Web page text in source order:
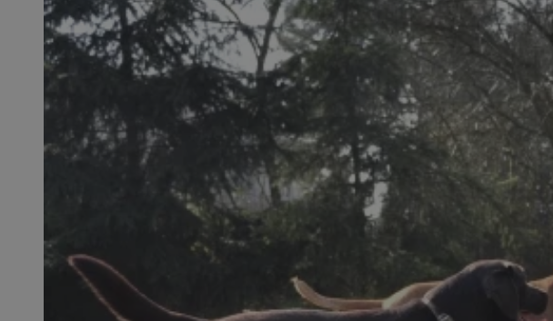
VISITOR_PRIVACY_METADATA
YouTube
.youtube.com
CookieScriptConsent
CookieScript
pyskowice.com.pl
__cf_bm
Cloudflare Inc.
Cloudflare Inc.